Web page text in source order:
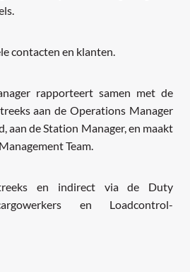
contacten en klanten.
rapporteert samen met de
aan de Operations Manager
aan de Station Manager, en maakt
Team.
en indirect via de Duty
en Loadcontrol-